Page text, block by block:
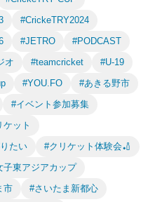
#CrickeTRY2024
#JETRO
#PODCAST
オ #teamcricket
#U-19
#YOU.FO
#あきる野市
#イベント参加募集
ケット
たい
#クリケット体験会🏏
子東アジアカップ
市
#さいたま新都心